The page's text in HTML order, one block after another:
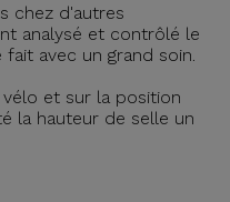
chez d'autres
analysé et contrôlé le
avec un grand soin.
et sur la position
la hauteur de selle un